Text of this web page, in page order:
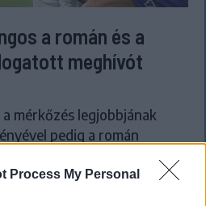
Process My Personal
a román és a
meghívót
mérkőzés legjobbjának
pedig a román
Labdarúgó
a román